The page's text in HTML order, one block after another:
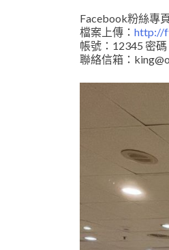
Facebook粉絲專
檔案上傳： http://
帳號：12345 密
聯絡信箱：